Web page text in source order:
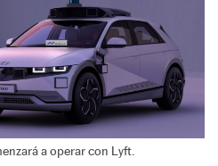
a operar con Lyft.